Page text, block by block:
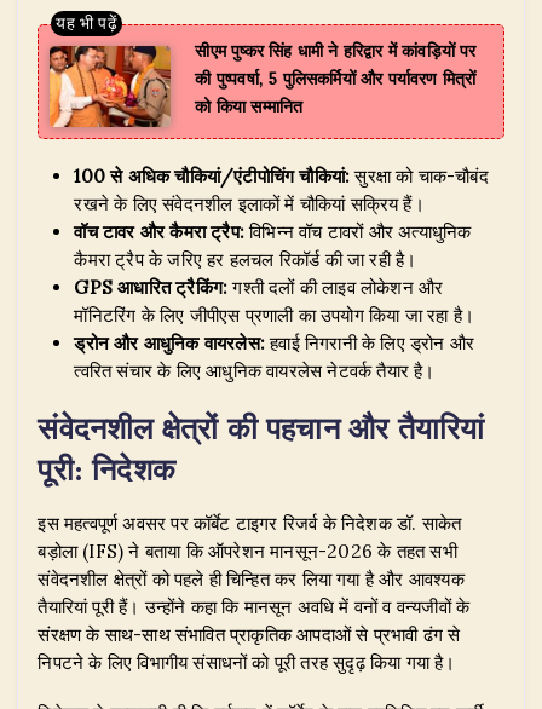
सीएम पुष्कर सिंह धामी ने हरिद्वार में कांवड़ियों पर
की पुष्पवर्षा, 5 पुलिसकर्मियों और पर्यावरण मित्रों
को किया सम्मानित
100 से अधिक चौकियां/एंटीपोचिंग चौकियां:सुरक्षा को चाक-चौबंद
रखने के लिए संवेदनशील इलाकों में चौकियां सक्रिय हैं।
वॉच टावर और कैमरा ट्रैप:विभिन्न वॉच टावरों और अत्याधुनिक
कैमरा ट्रैप के जरिए हर हलचल रिकॉर्ड की जा रही है।
GPS आधारित ट्रैकिंग:गश्ती दलों की लाइव लोकेशन और
मॉनिटरिंग के लिए जीपीएस प्रणाली का उपयोग किया जा रहा है।
ड्रोन और आधुनिक वायरलेस:हवाई निगरानी के लिए ड्रोन और
त्वरित संचार के लिए आधुनिक वायरलेस नेटवर्क तैयार है।
​संवेदनशील क्षेत्रों की पहचान और तैयारियां
पूरी: निदेशक
​इस महत्वपूर्ण अवसर पर कॉर्बेट टाइगर रिजर्व के निदेशक डॉ. साकेत
बड़ोला (IFS) ने बताया कि ऑपरेशन मानसून-2026 के तहत सभी
संवेदनशील क्षेत्रों को पहले ही चिन्हित कर लिया गया है और आवश्यक
तैयारियां पूरी हैं। उन्होंने कहा कि मानसून अवधि में वनों व वन्यजीवों के
संरक्षण के साथ-साथ संभावित प्राकृतिक आपदाओं से प्रभावी ढंग से
निपटने के लिए विभागीय संसाधनों को पूरी तरह सुदृढ़ किया गया है।